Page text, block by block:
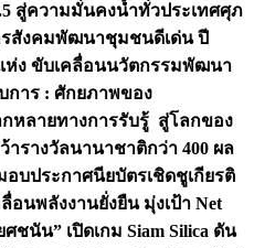
สู่ความมั่นคงน้ำทั่วประเทศศุภ
รสังคมพัฒนาชุมชนดีเด่น ปี
ห่ง ขับเคลื่อนนวัตกรรมพัฒนา
การ : ศักยภาพของ
หลายทางการรับรู้ สู่โลกของ
ารางวัลนานาชาติกว่า 400 ผล
อบประกาศนียบัตรเชิดชูเกียรติ
นพลังงานยั่งยืน มุ่งเป้า Net
ชนัน” เปิดเกม Siam Silica ดัน